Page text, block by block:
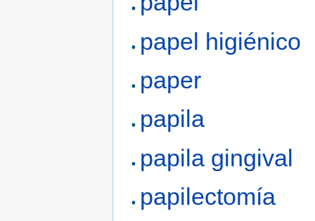
papel higiénico
paper
papila
papila gingival
papilectomía